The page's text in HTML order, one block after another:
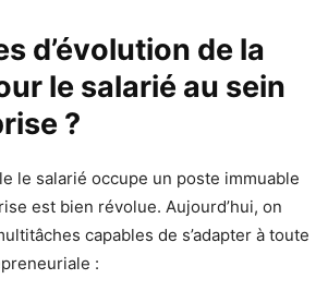
d’évolution de la
le salarié au sein
?
le salarié occupe un poste immuable
est bien révolue. Aujourd’hui, on
capables de s’adapter à toute
: